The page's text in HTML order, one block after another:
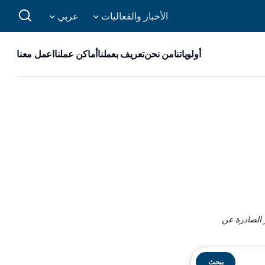
الأخبار والفعاليات عربي
أولوياتنامن نحنتعريف بعملناأماكن عملنااعمل معنا
الصادرة عن
يبحث